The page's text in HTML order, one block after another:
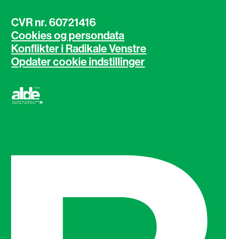
CVR nr. 60721416
Cookies og persondata
Konflikter i Radikale Venstre
Opdater cookie indstillinger